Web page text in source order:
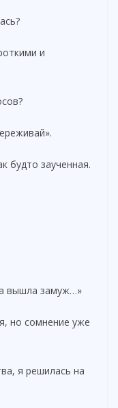
и
будто заученная.
вышла замуж…»
но сомнение уже
я решилась на